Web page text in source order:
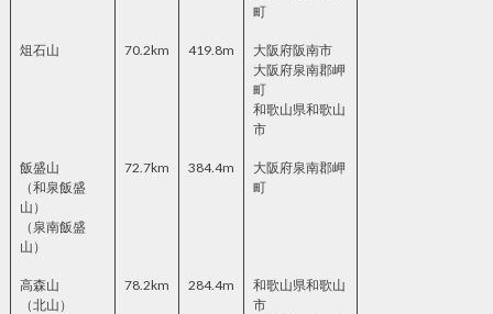
町
俎石山 70.2km 419.8m
大阪府阪南市
大阪府泉南郡岬
町
和歌山県和歌山
市
飯盛山
（和泉飯盛
山）
（泉南飯盛
山）
72.7km 384.4m
大阪府泉南郡岬
町
高森山
（北山）
78.2km 284.4m
和歌山県和歌山
市